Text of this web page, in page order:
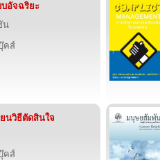
บอัจฉริยะ
น
คส์
นวิธีตัดสินใจ
คส์